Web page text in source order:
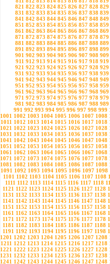
821 822 823 824 825 826 827 828 829
831 832 833 834 835 836 837 838 839
841 842 843 844 845 846 847 848 849
851 852 853 854 855 856 857 858 859
861 862 863 864 865 866 867 868 869
871 872 873 874 875 876 877 878 879
881 882 883 884 885 886 887 888 889
891 892 893 894 895 896 897 898 899
901 902 903 904 905 906 907 908 909
911 912 913 914 915 916 917 918 919
921 922 923 924 925 926 927 928 929
931 932 933 934 935 936 937 938 939
941 942 943 944 945 946 947 948 949
951 952 953 954 955 956 957 958 959
961 962 963 964 965 966 967 968 969
971 972 973 974 975 976 977 978 979
981 982 983 984 985 986 987 988 989
991 992 993 994 995 996 997 998 999
1001 1002 1003 1004 1005 1006 1007 1008
1011 1012 1013 1014 1015 1016 1017 1018
1021 1022 1023 1024 1025 1026 1027 1028
1031 1032 1033 1034 1035 1036 1037 1038
1041 1042 1043 1044 1045 1046 1047 1048
1051 1052 1053 1054 1055 1056 1057 1058
1061 1062 1063 1064 1065 1066 1067 1068
1071 1072 1073 1074 1075 1076 1077 1078
1081 1082 1083 1084 1085 1086 1087 1088
1091 1092 1093 1094 1095 1096 1097 1098
1101 1102 1103 1104 1105 1106 1107 1108
1111 1112 1113 1114 1115 1116 1117 1118
1121 1122 1123 1124 1125 1126 1127 1128
1131 1132 1133 1134 1135 1136 1137 1138
1141 1142 1143 1144 1145 1146 1147 1148
1151 1152 1153 1154 1155 1156 1157 1158
1161 1162 1163 1164 1165 1166 1167 1168
1171 1172 1173 1174 1175 1176 1177 1178
1181 1182 1183 1184 1185 1186 1187 1188
1191 1192 1193 1194 1195 1196 1197 1198
1201 1202 1203 1204 1205 1206 1207 1208
1211 1212 1213 1214 1215 1216 1217 1218
1221 1222 1223 1224 1225 1226 1227 1228
1231 1232 1233 1234 1235 1236 1237 1238
1241 1242 1243 1244 1245 1246 1247 1248